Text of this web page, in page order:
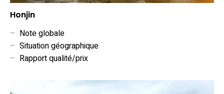
Honjin
– Note globale
– Situation géographique
– Rapport qualité/prix